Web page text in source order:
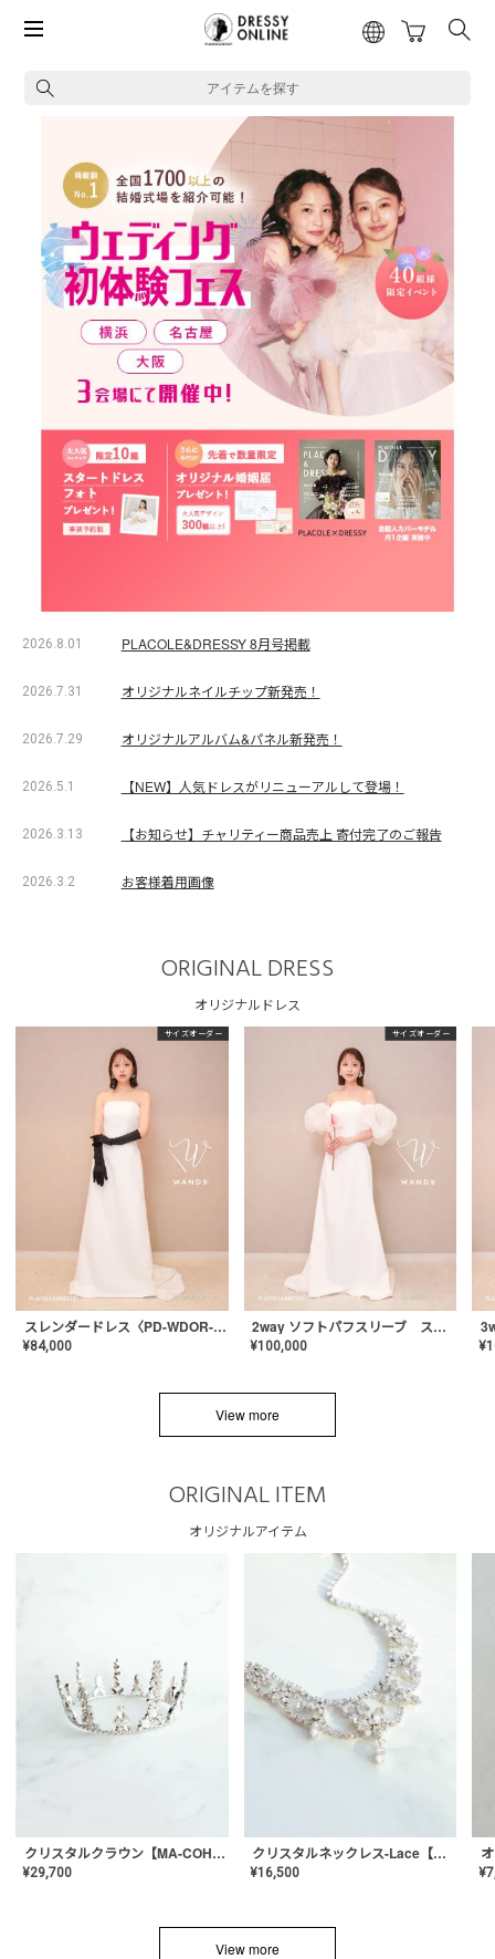
アイテムを探す
2026.8.01 PLACOLE&DRESSY 8月号掲載
2026.7.31 オリジナルネイルチップ新発売！
2026.7.29 オリジナルアルバム&パネル新発売！
2026.5.1 【NEW】人気ドレスがリニューアルして登場！
2026.3.13 【お知らせ】チャリティー商品売上 寄付完了のご報告
2026.3.2 お客様着用画像
ORIGINAL DRESS
オリジナルドレス
サイズオーダー
スレンダードレス〈PD-WDOR-2110〉
¥84,000
サイズオーダー
2way ソフトパフスリーブ スレンダードレス〈PD-WDOR-2112〉
¥100,000 ¥
View more
ORIGINAL ITEM
オリジナルアイテム
クリスタルクラウン【MA-COHD-01】韓国風クラウン/ウェディングクラウン/ティアラ
¥29,700
クリスタルネックレス-Lace【MA-CONL-02】
¥16,500 ¥
View more